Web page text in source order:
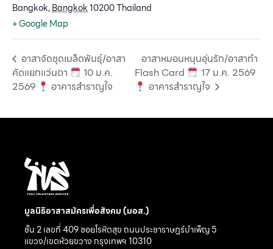
Bangkok,Bangkok10200Thailand
+ Google Map
อาสาจัดชุดเมล็ดพันธุ์/อาสา
คัดแยกแว่นตา
10 ม.ค.
2569
อาคารสำราญใจ
อาสาหมอนหนุนอุ่นรัก/อาสาทำ
Flash Card
17 ม.ค. 2569
อาคารสำราญใจ
มูลนิธิอาสาสมัครเพื่อสังคม (มอส.)
ชั้น 2 เลขที่ 409 ซอยโรหิตสุข ถนนประชาราษฎร์บำเพ็ญ 5
แขวง/เขตห้วยขวาง กรุงเทพฯ 10310